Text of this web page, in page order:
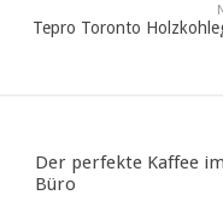
Tepro Toronto
Der perfekte Kaffee im
Büro